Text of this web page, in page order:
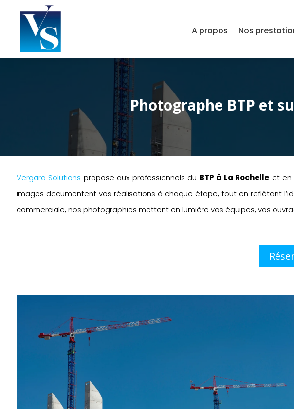
A propos Nos
Photographe BTP et
Vergara Solutions propose aux professionnels du BTP à La Rochelle et en
images documentent vos réalisations à chaque étape, tout en reflétant
commerciale, nos photographies mettent en lumière vos équipes, vos